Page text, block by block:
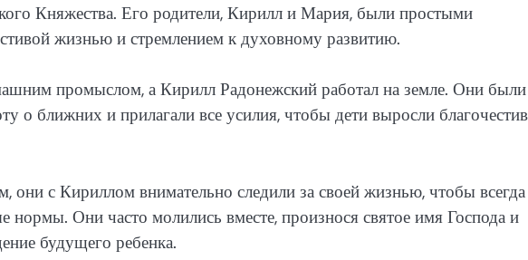
Княжества. Его родители, Кирилл и Мария, были простыми
жизнью и стремлением к духовному развитию.
промыслом, а Кирилл Радонежский работал на земле. Они
о ближних и прилагали все усилия, чтобы дети выросли
они с Кириллом внимательно следили за своей жизнью, чтобы всегда
Они часто молились вместе, произнося святое имя Господа и
будущего ребенка.